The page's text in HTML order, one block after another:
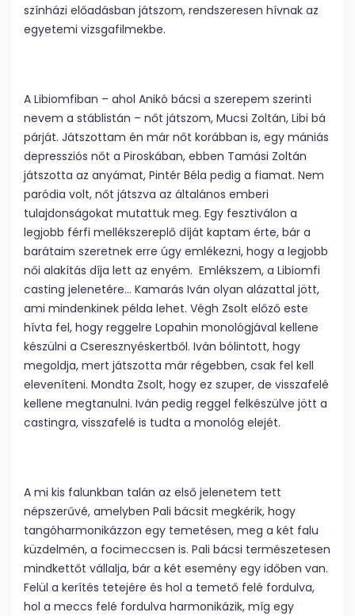
színházi előadásban játszom, rendszeresen hívnak az
egyetemi vizsgafilmekbe.
A Libiomfiban – ahol Anikó bácsi a szerepem szerinti
nevem a stáblistán – nőt játszom, Mucsi Zoltán, Libi bá
párját. Játszottam én már nőt korábban is, egy mániás
depressziós nőt a Piroskában, ebben Tamási Zoltán
játszotta az anyámat, Pintér Béla pedig a fiamat. Nem
paródia volt, nőt játszva az általános emberi
tulajdonságokat mutattuk meg. Egy fesztiválon a
legjobb férfi mellékszereplő díját kaptam érte, bár a
barátaim szeretnek erre úgy emlékezni, hogy a legjobb
női alakítás díja lett az enyém. Emlékszem, a Libiomfi
casting jelenetére… Kamarás Iván olyan alázattal jött,
ami mindenkinek példa lehet. Végh Zsolt előző este
hívta fel, hogy reggelre Lopahin monológjával kellene
készülni a Cseresznyéskertből. Iván bólintott, hogy
megoldja, mert játszotta már régebben, csak fel kell
eleveníteni. Mondta Zsolt, hogy ez szuper, de visszafelé
kellene megtanulni. Iván pedig reggel felkészülve jött a
castingra, visszafelé is tudta a monológ elejét.
A mi kis falunkban talán az első jelenetem tett
népszerűvé, amelyben Pali bácsit megkérik, hogy
tangóharmonikázzon egy temetésen, meg a két falu
küzdelmén, a focimeccsen is. Pali bácsi természetesen
mindkettőt vállalja, bár a két esemény egy időben van.
Felül a kerítés tetejére és hol a temető felé fordulva,
hol a meccs felé fordulva harmonikázik, míg egy